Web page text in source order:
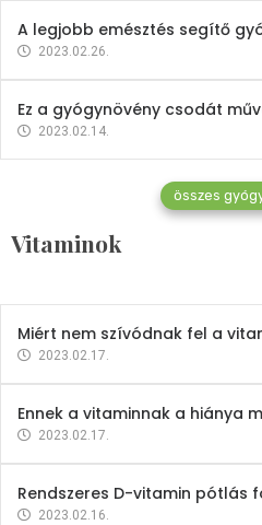
A legjobb emésztés segítő
2023.02.26.
Ez a gyógynövény csodát
2023.02.14.
összes
Vitaminok
Vitaminok
Mindent a B-12
2023.02.27.
Miért nem szívódnak fel a
2023.02.17.
Ennek a vitaminnak a hiánya
2023.02.17.
Rendszeres D-vitamin pótlás
2023.02.16.